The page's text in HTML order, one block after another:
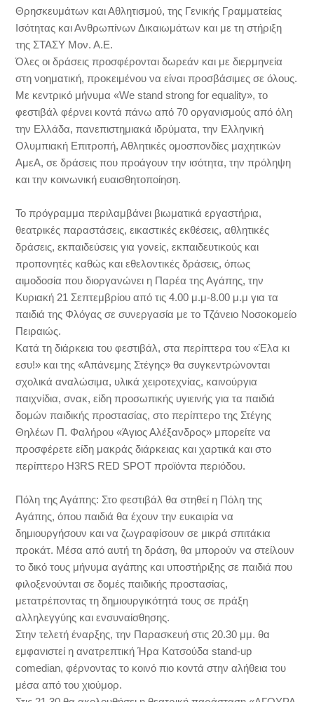
Θρησκευμάτων και Αθλητισμού, της Γενικής Γραμματείας
Ισότητας και Ανθρωπίνων Δικαιωμάτων και με τη στήριξη
της ΣΤΑΣΥ Μον. Α.Ε.
Όλες οι δράσεις προσφέρονται δωρεάν και με διερμηνεία
στη νοηματική, προκειμένου να είναι προσβάσιμες σε όλους.
Με κεντρικό μήνυμα «We stand strong for equality», το
φεστιβάλ φέρνει κοντά πάνω από 70 οργανισμούς από όλη
την Ελλάδα, πανεπιστημιακά ιδρύματα, την Ελληνική
Ολυμπιακή Επιτροπή, Αθλητικές ομοσπονδίες μαχητικών
ΑμεΑ, σε δράσεις που προάγουν την ισότητα, την πρόληψη
και την κοινωνική ευαισθητοποίηση.
Το πρόγραμμα περιλαμβάνει βιωματικά εργαστήρια,
θεατρικές παραστάσεις, εικαστικές εκθέσεις, αθλητικές
δράσεις, εκπαιδεύσεις για γονείς, εκπαιδευτικούς και
προπονητές καθώς και εθελοντικές δράσεις, όπως
αιμοδοσία που διοργανώνει η Παρέα της Αγάπης, την
Κυριακή 21 Σεπτεμβρίου από τις 4.00 μ.μ-8.00 μ.μ για τα
παιδιά της Φλόγας σε συνεργασία με το Τζάνειο Νοσοκομείο
Πειραιώς.
Κατά τη διάρκεια του φεστιβάλ, στα περίπτερα του «Έλα κι
εσυ!» και της «Απάνεμης Στέγης» θα συγκεντρώνονται
σχολικά αναλώσιμα, υλικά χειροτεχνίας, καινούργια
παιχνίδια, σνακ, είδη προσωπικής υγιεινής για τα παιδιά
δομών παιδικής προστασίας, στο περίπτερο της Στέγης
Θηλέων Π. Φαλήρου «Άγιος Αλέξανδρος» μπορείτε να
προσφέρετε είδη μακράς διάρκειας και χαρτικά και στο
περίπτερο H3RS RED SPOT προϊόντα περιόδου.
Πόλη της Αγάπης: Στο φεστιβάλ θα στηθεί η Πόλη της
Αγάπης, όπου παιδιά θα έχουν την ευκαιρία να
δημιουργήσουν και να ζωγραφίσουν σε μικρά σπιτάκια
προκάτ. Μέσα από αυτή τη δράση, θα μπορούν να στείλουν
το δικό τους μήνυμα αγάπης και υποστήριξης σε παιδιά που
φιλοξενούνται σε δομές παιδικής προστασίας,
μετατρέποντας τη δημιουργικότητά τους σε πράξη
αλληλεγγύης και ενσυναίσθησης.
Στην τελετή έναρξης, την Παρασκευή στις 20.30 μμ. θα
εμφανιστεί η ανατρεπτική Ήρα Κατσούδα stand-up
comedian, φέρνοντας το κοινό πιο κοντά στην αλήθεια του
μέσα από του χιούμορ.